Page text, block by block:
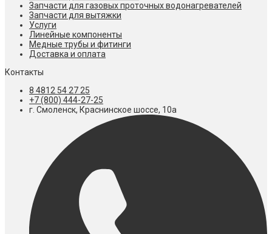
Запчасти для газовых проточных водонагревателей
Запчасти для вытяжки
Услуги
Линейные компоненты
Медные трубы и фитинги
Доставка и оплата
Контакты
8 4812 54 27 25
+7 (800) 444-27-25
г. Смоленск, Краснинское шоссе, 10а